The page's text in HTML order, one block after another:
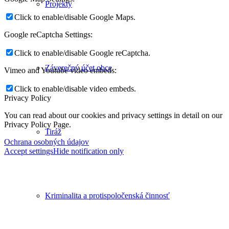
Projekty
Záverečný účet obce
Tiráž
Kriminalita a protispoločenská činnosť
Click to enable/disable Google Maps.
Google reCaptcha Settings:
Click to enable/disable Google reCaptcha.
Vimeo and Youtube video embeds:
Click to enable/disable video embeds.
Privacy Policy
You can read about our cookies and privacy settings in detail on our
Privacy Policy Page.
Ochrana osobných údajov
Accept settingsHide notification only